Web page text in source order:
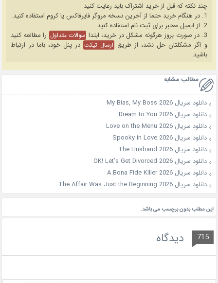
چند نکته که قبل از خرید اشتراک باید رعایت کنید
1. در هنگام خرید حتما از آخرین نسخه مروگر فایرفاکس یا کروم استفاده کنید.
2. از ایمیل معتبر برای ثبت نام استفاده کنید.
3. در صورت بروز هرگونه مشکل در خرید، ابتدا
سوالات متداول را مطالعه کنید
و اگر مشکلتان حل نشد، از طریق ارسال تیکت در پنل خود، باما در ارتباط
باشید.
مطالب مشابه
دانلود سریال My Bias, My Boss 2026
دانلود سریال Dream to You 2026
دانلود سریال Love on the Menu 2026
دانلود سریال Spooky in Love 2026
دانلود سریال The Husband 2026
دانلود سریال OK! Let’s Get Divorced 2026
دانلود سریال A Bona Fide Killer 2026
دانلود سریال The Affair Was Just the Beginning 2026
این مطلب بدون برچسب می باشد.
715 دیدگاه